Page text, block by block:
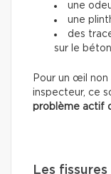
une
une
des
sur le
Pour un œil non
inspecteur, ce
problème actif
Les